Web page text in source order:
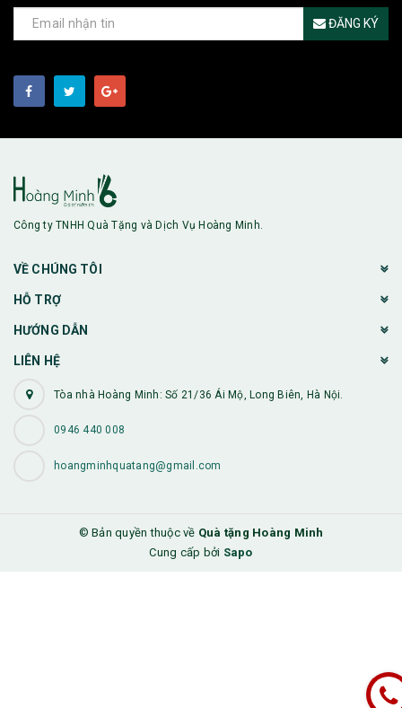
ĐĂNG KÝ
Công ty TNHH Quà Tặng và Dịch Vụ Hoàng Minh.
VỀ CHÚNG TÔI
HỖ TRỢ
HƯỚNG DẪN
LIÊN HỆ
Tòa nhà Hoàng Minh: Số 21/36 Ái Mộ, Long Biên, Hà Nội.
0946 440 008
hoangminhquatang@gmail.com
© Bản quyền thuộc về Quà tặng Hoàng Minh
Cung cấp bởi Sapo